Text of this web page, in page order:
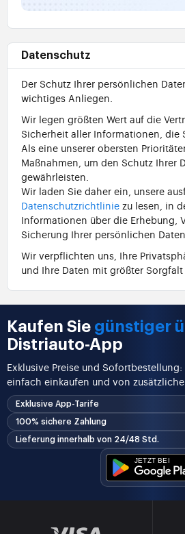
Datenschutz
Der Schutz Ihrer persönlichen
wichtiges Anliegen.
Wir legen größten Wert auf die
Sicherheit aller Informationen, die
Als eine unserer obersten
Maßnahmen, um den Schutz Ihrer
gewährleisten.
Wir laden Sie daher ein, unsere
Datenschutzrichtlinie zu lesen, in
Informationen über die Erhebung,
Sicherung Ihrer persönlichen
Wir verpflichten uns, Ihre
und Ihre Daten mit größter Sorgfalt
Kaufen Sie günstiger
Distriauto-App
Exklusive Preise und
einfach einkaufen und von
Exklusive App-Tarife
100% sichere Zahlung
Lieferung innerhalb von 24/48 Std.